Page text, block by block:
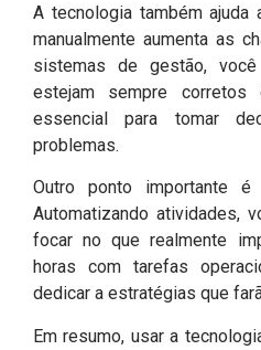
A tecnologia também
manualmente aumenta as
sistemas de gestão,
estejam sempre
essencial para tomar
problemas.
Outro ponto importante
Automatizando atividades,
focar no que realmente
horas com tarefas
dedicar a estratégias que
Em resumo, usar a